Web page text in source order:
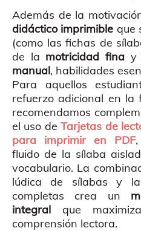
Además de la
didáctico imprimible que
(como las fichas de
de la motricidad fina
manual, habilidades
Para aquellos
refuerzo adicional en la
recomendamos
el uso deTarjetas de
para imprimir en PDF
fluido de la sílaba
vocabulario. La
lúdica de sílabas y
completas crea un
integral que
comprensión lectora.